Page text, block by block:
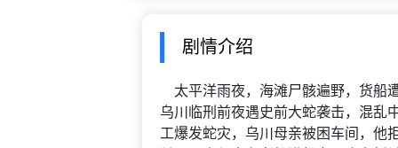
剧情介绍
太平洋雨夜，海滩尸骸遍野，货船
乌川临刑前夜遇史前大蛇袭击，混乱
工爆发蛇灾，乌川母亲被困车间，他